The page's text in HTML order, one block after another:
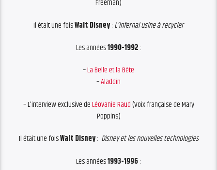
Freeman)
Il était une foisWalt Disney: L’infernal usine à recycler
Les années1990-1992 :
–La Belle et la Bête
–Aladdin
– L’interview exclusive deLéovanie Raud(Voix française de Mary
Poppins)
Il était une foisWalt Disney: Disney et les nouvelles technologies
Les années1993-1996: